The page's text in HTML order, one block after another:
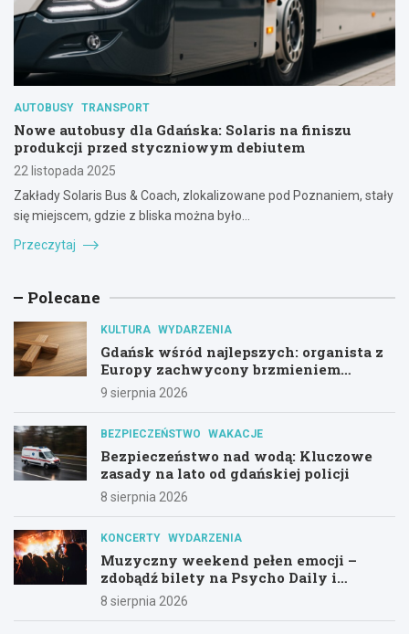
AUTOBUSY TRANSPORT
Nowe autobusy dla Gdańska: Solaris na finiszu
produkcji przed styczniowym debiutem
22 listopada 2025
Zakłady Solaris Bus & Coach, zlokalizowane pod Poznaniem, stały
się miejscem, gdzie z bliska można było…
Przeczytaj
Polecane
KULTURA WYDARZENIA
Gdańsk wśród najlepszych: organista z
Europy zachwycony brzmieniem
kościoła św. Mikołaja
9 sierpnia 2026
BEZPIECZEŃSTWO WAKACJE
Bezpieczeństwo nad wodą: Kluczowe
zasady na lato od gdańskiej policji
8 sierpnia 2026
KONCERTY WYDARZENIA
Muzyczny weekend pełen emocji –
zdobądź bilety na Psycho Daily i
Alternatywny Las!
8 sierpnia 2026